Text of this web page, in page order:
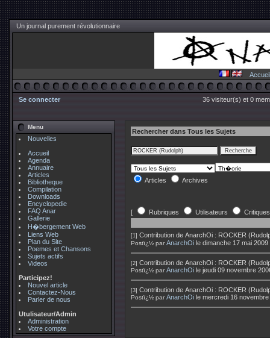
Un journal purement révolutionnaire
Accueil
Se connecter 36 visiteur(s) et 0
Menu
Nouvelles
Accueil
Agenda
Annuaire
Articles
Bibliotheque
Compilation
Downloads
Encyclopedie
FAQ Anar
Gallerie
H�bergement Web
Liens Web
Plan du Site
Poemes et Chansons
Sujets actifs
Videos
Participez!
Nouvel article
Contactez-Nous
Parler de nous
Utulisateur/Admin
Administration
Votre compte
Rechercher dans Tous les Sujets
Articles Archives
[ Rubriques Utilisateurs
[1] Contribution de AnarchOi : ROCKER
Postï¿½ par AnarchOi le dimanche 17 mai
[2] Contribution de AnarchOi : ROCKER
Postï¿½ par AnarchOi le jeudi 09 novembre
[3] Contribution de AnarchOi : ROCKER
Postï¿½ par AnarchOi le mercredi 16